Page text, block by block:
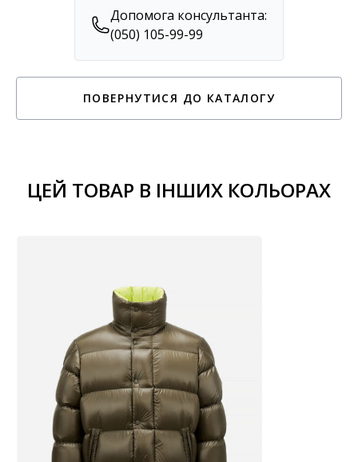
Допомога консультанта:
(050) 105-99-99
ПОВЕРНУТИСЯ ДО КАТАЛОГУ
ЦЕЙ ТОВАР В ІНШИХ КОЛЬОРАХ